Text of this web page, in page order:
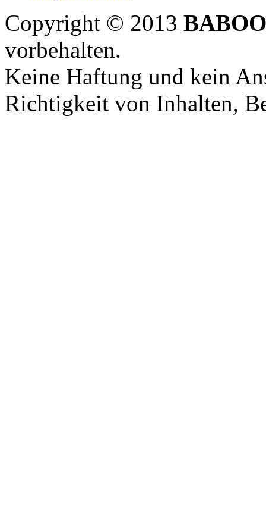
Copyright © 2013
vorbehalten.
Keine Haftung und kein
Richtigkeit von Inhalten,